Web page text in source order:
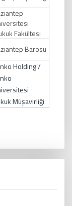
Fakültesi
Barosu
Holding /
Müşavirliği